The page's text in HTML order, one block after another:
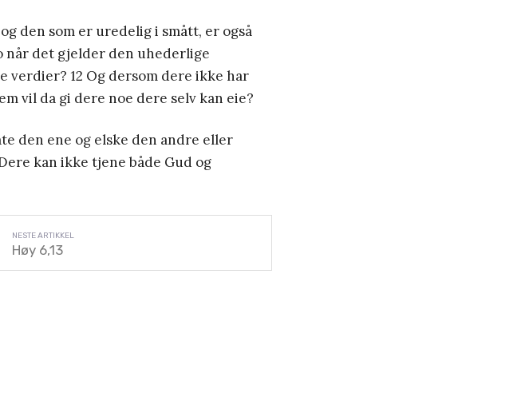
den som er uredelig i smått, er også
når det gjelder den uhederlige
verdier? 12 Og dersom dere ikke har
vil da gi dere noe dere selv kan eie?
den ene og elske den andre eller
kan ikke tjene både Gud og
Høy 6,13